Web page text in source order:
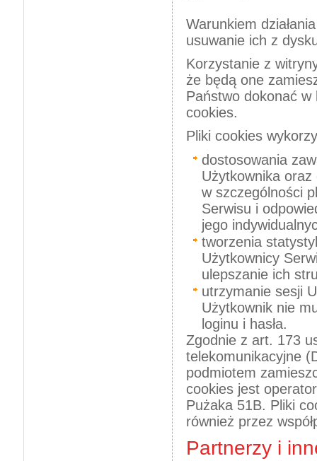
Warunkiem
usuwanie ich z
Korzystanie z
że będą one
Państwo dokonać
cookies.
Pliki cookies
dostosowania
Użytkownika
w szczególności
Serwisu i
jego
tworzenia
Użytkownicy
ulepszanie ich
utrzymanie sesji
Użytkownik nie
loginu i hasła.
Zgodnie z art. 173
telekomunikacyjne
podmiotem
cookies jest
Pużaka 51B. Pliki
również przez
Partnerzy i